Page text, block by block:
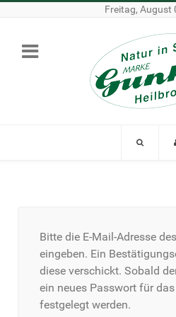
Freitag, August
Bitte die E-Mail-Adresse
eingeben. Ein
diese verschickt. Sobald
ein neues Passwort für
festgelegt werden.